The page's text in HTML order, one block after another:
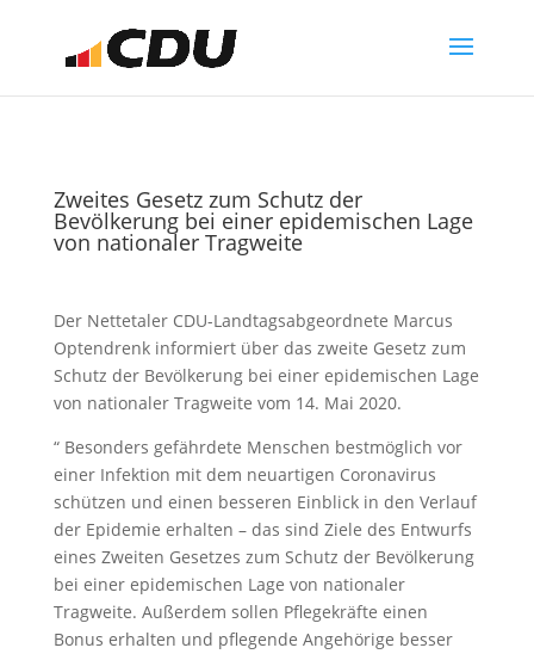
Zweites Gesetz zum Schutz der
Bevölkerung bei einer epidemischen Lage
von nationaler Tragweite
Der Nettetaler CDU-Landtagsabgeordnete Marcus
Optendrenk informiert über das zweite Gesetz zum
Schutz der Bevölkerung bei einer epidemischen Lage
von nationaler Tragweite vom 14. Mai 2020.
“ Besonders gefährdete Menschen bestmöglich vor
einer Infektion mit dem neuartigen Coronavirus
schützen und einen besseren Einblick in den Verlauf
der Epidemie erhalten – das sind Ziele des Entwurfs
eines Zweiten Gesetzes zum Schutz der Bevölkerung
bei einer epidemischen Lage von nationaler
Tragweite. Außerdem sollen Pflegekräfte einen
Bonus erhalten und pflegende Angehörige besser